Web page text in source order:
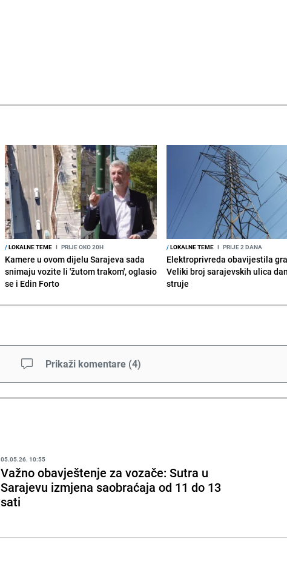
/LOKALNE TEME I PRIJE OKO 20H
Kamere u ovom dijelu Sarajeva sada
snimaju vozite li 'žutom trakom', oglasio
se i Edin Forto
/LOKALNE TEME I PRIJE 2 DANA
Elektroprivreda obavijestila
Veliki broj sarajevskih ulica
struje
Prikaži komentare (4)
05.05.26. 10:55
Važno obavještenje za vozače: Sutra u
Sarajevu izmjena saobraćaja od 11 do 13
sati